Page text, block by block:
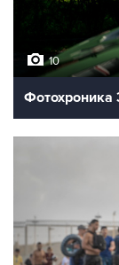
10
Фотохроника